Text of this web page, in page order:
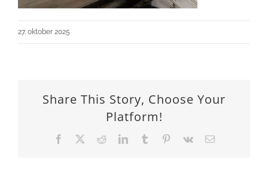
27. oktober 2025
Share This Story, Choose Your
Platform!
Facebook RedditLinkedInTumblr Pinterest
Vk Email